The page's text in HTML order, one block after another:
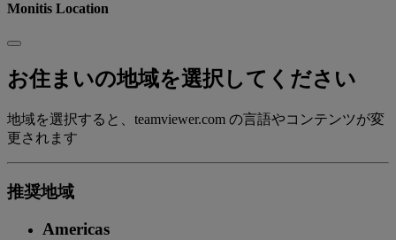
Monitis Location
お住まいの地域を選択してください
地域を選択すると、teamviewer.com の言語やコンテンツが変
更されます
推奨地域
Americas